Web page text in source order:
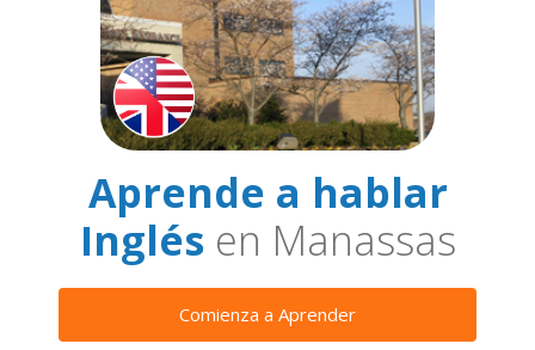
Aprende a hablar
Inglésen Manassas
Comienza a Aprender